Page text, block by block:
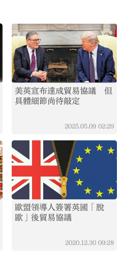
美英宣布達成貿易協議 但
具體細節尚待敲定
2025.05.09 02:29
歐盟領導人簽署英國「脫
歐」後貿易協議
2020.12.30 09:28